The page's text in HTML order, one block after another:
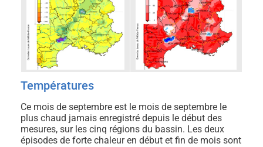
Températures
Ce mois de septembre est le mois de septembre le
plus chaud jamais enregistré depuis le début des
mesures, sur les cinq régions du bassin. Les deux
épisodes de forte chaleur en début et fin de mois sont